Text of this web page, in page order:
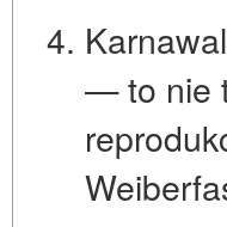
— to nie